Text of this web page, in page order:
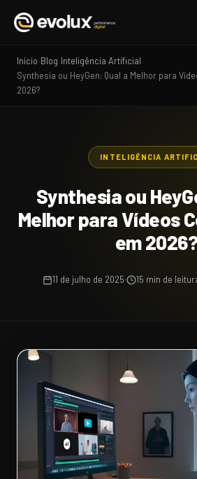
Início Blog Inteligência Artificial
Synthesia ou HeyGen: Qual a Melhor para
2026?
INTELIGÊNCIA
Synthesia ou
Melhor para Vídeos
em
11 de julho de 2025 15 min de